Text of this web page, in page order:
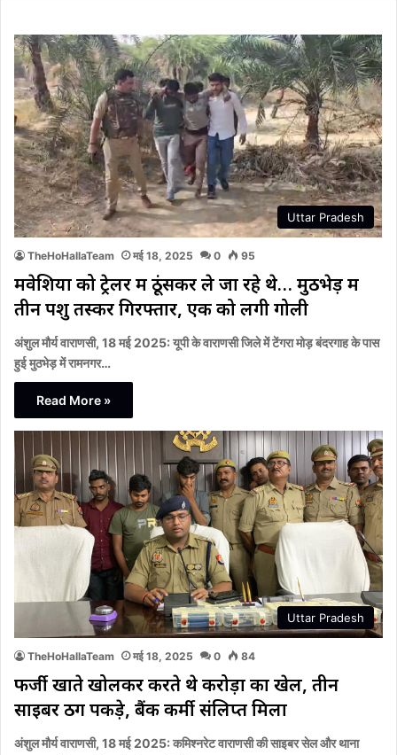
Uttar Pradesh
TheHoHallaTeam मई 18, 2025 0 95
मवेशियों को ट्रेलर में ठूंसकर ले जा रहे थे… मुठभेड़ में
तीन पशु तस्कर गिरफ्तार, एक को लगी गोली
अंशुल मौर्य वाराणसी, 18 मई 2025: यूपी के वाराणसी जिले में टेंगरा मोड़ बंदरगाह के पास
हुई मुठभेड़ में रामनगर…
Read More »
Uttar Pradesh
TheHoHallaTeam मई 18, 2025 0 84
फर्जी खाते खोलकर करते थे करोड़ों का खेल, तीन
साइबर ठग पकड़े, बैंक कर्मी संलिप्त मिला
अंशुल मौर्य वाराणसी, 18 मई 2025: कमिश्नरेट वाराणसी की साइबर सेल और थाना